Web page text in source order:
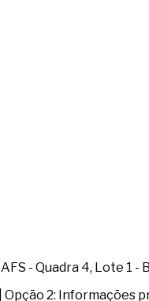
- Quadra 4, Lote 1 -
2: Informações